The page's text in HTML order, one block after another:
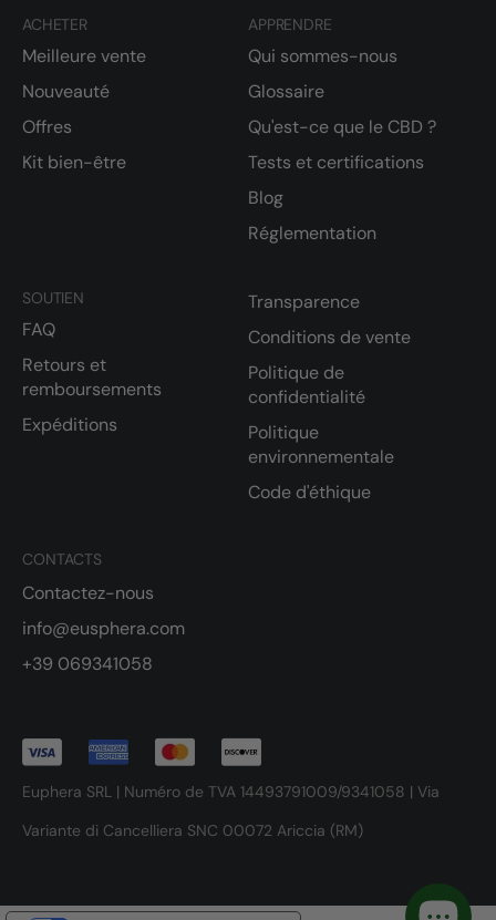
ACHETER
Meilleure vente
Nouveauté
Offres
Kit bien-être
APPRENDRE
Qui sommes-nous
Glossaire
Qu'est-ce que le CBD ?
Tests et certifications
Blog
Réglementation
CONTACTS
Contactez-nous
info@eusphera.com
+39 069341058
SOUTIEN
FAQ
Retours et
remboursements
Expéditions
Transparence
Conditions de vente
Politique de
confidentialité
Politique
environnementale
Code d'éthique
Euphera SRL | Numéro de TVA 14493791009/9341058 | Via
Variante di Cancelliera SNC 00072 Ariccia (RM)